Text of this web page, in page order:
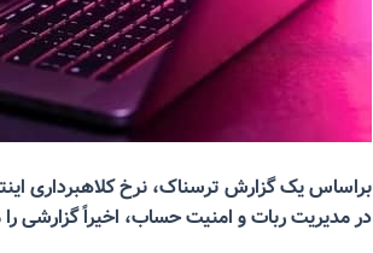
در مدیریت ربات و امنیت حساب، اخیراً گزارشی